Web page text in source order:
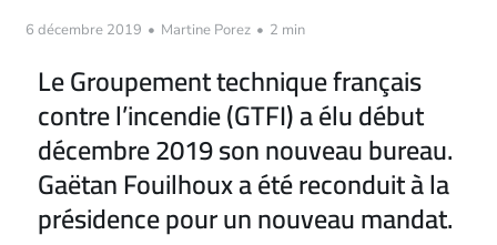
6 décembre 2019 • Martine Porez • 2 min
Le Groupement technique français
contre l’incendie (GTFI) a élu début
décembre 2019 son nouveau bureau.
Gaëtan Fouilhoux a été reconduit à la
présidence pour un nouveau mandat.